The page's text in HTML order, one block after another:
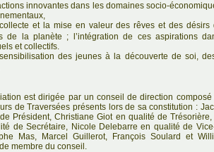
innovantes dans les domaines socio-
et la mise en valeur des rêves et des désirs
de la planète ; l’intégration de ces aspirations
et collectifs.
des jeunes à la découverte de soi,
est dirigée par un conseil de direction
de Traversées présents lors de sa constitution :
Président, Christiane Giot en qualité de
de Secrétaire, Nicole Delebarre en qualité de
Mas, Marcel Guillerot, François Soulard et
membre du conseil.